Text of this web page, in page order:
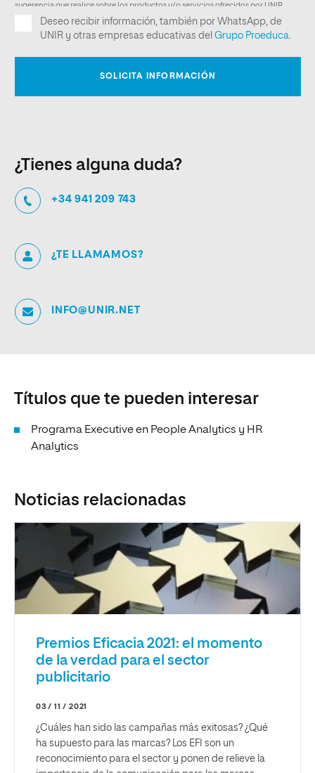
¿Tienes alguna duda?
+34 941 209 743
¿TE LLAMAMOS?
INFO@UNIR.NET
Títulos que te pueden interesar
Programa Executive en People Analytics y HR
Analytics
Noticias relacionadas
Premios Eficacia 2021: el momento
de la verdad para el sector
publicitario
03 / 11 / 2021
¿Cuáles han sido las campañas más exitosas? ¿Qué
ha supuesto para las marcas? Los EFI son un
reconocimiento para el sector y ponen de relieve la